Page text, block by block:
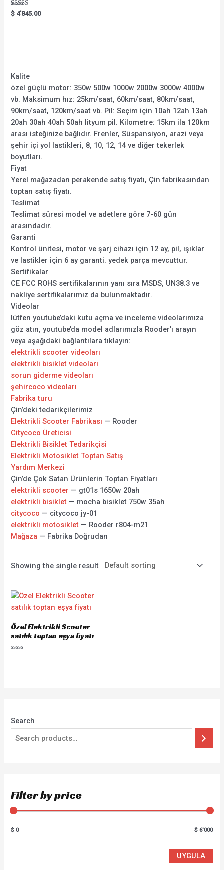
Search
Filter by price
$ 0 $ 6'000
UYGULA
Rated
5.00
$ 4'845.00
Kalite
özel güçlü motor: 350w 500w 1000w 2000w 3000w 4000w
vb. Maksimum hız: 25km/saat, 60km/saat, 80km/saat,
90km/saat, 120km/saat vb. Pil: Seçim için 10ah 12ah 13ah
20ah 30ah 40ah 50ah lityum pil. Kilometre: 15km ila 120km
arası isteğinize bağlıdır. Frenler, Süspansiyon, arazi veya
şehir içi yol lastikleri, 8, 10, 12, 14 ve diğer tekerlek
boyutları.
Fiyat
Yerel mağazadan perakende satış fiyatı, Çin fabrikasından
toptan satış fiyatı.
Teslimat
Teslimat süresi model ve adetlere göre 7-60 gün
arasındadır.
Garanti
Kontrol ünitesi, motor ve şarj cihazı için 12 ay, pil, ışıklar
ve lastikler için 6 ay garanti. yedek parça mevcuttur.
Sertifikalar
CE FCC ROHS sertifikalarının yanı sıra MSDS, UN38.3 ve
nakliye sertifikalarımız da bulunmaktadır.
Videolar
lütfen youtube’daki kutu açma ve inceleme videolarımıza
göz atın, youtube’da model adlarımızla Rooder’ı arayın
veya aşağıdaki bağlantılara tıklayın:
elektrikli scooter videoları
elektrikli bisiklet videoları
sorun giderme videoları
şehircoco videoları
Fabrika turu
Çin’deki tedarikçilerimiz
Elektrikli Scooter Fabrikası — Rooder
Citycoco Üreticisi
Elektrikli Bisiklet Tedarikçisi
Elektrikli Motosiklet Toptan Satış
Yardım Merkezi
Çin’de Çok Satan Ürünlerin Toptan Fiyatları
elektrikli scooter — gt01s 1650w 20ah
elektrikli bisiklet — mocha bisiklet 750w 35ah
citycoco — citycoco jy-01
elektrikli motosiklet — Rooder r804-m21
Mağaza — Fabrika Doğrudan
Showing the single result
Özel Elektrikli Scooter
satılık toptan eşya fiyatı